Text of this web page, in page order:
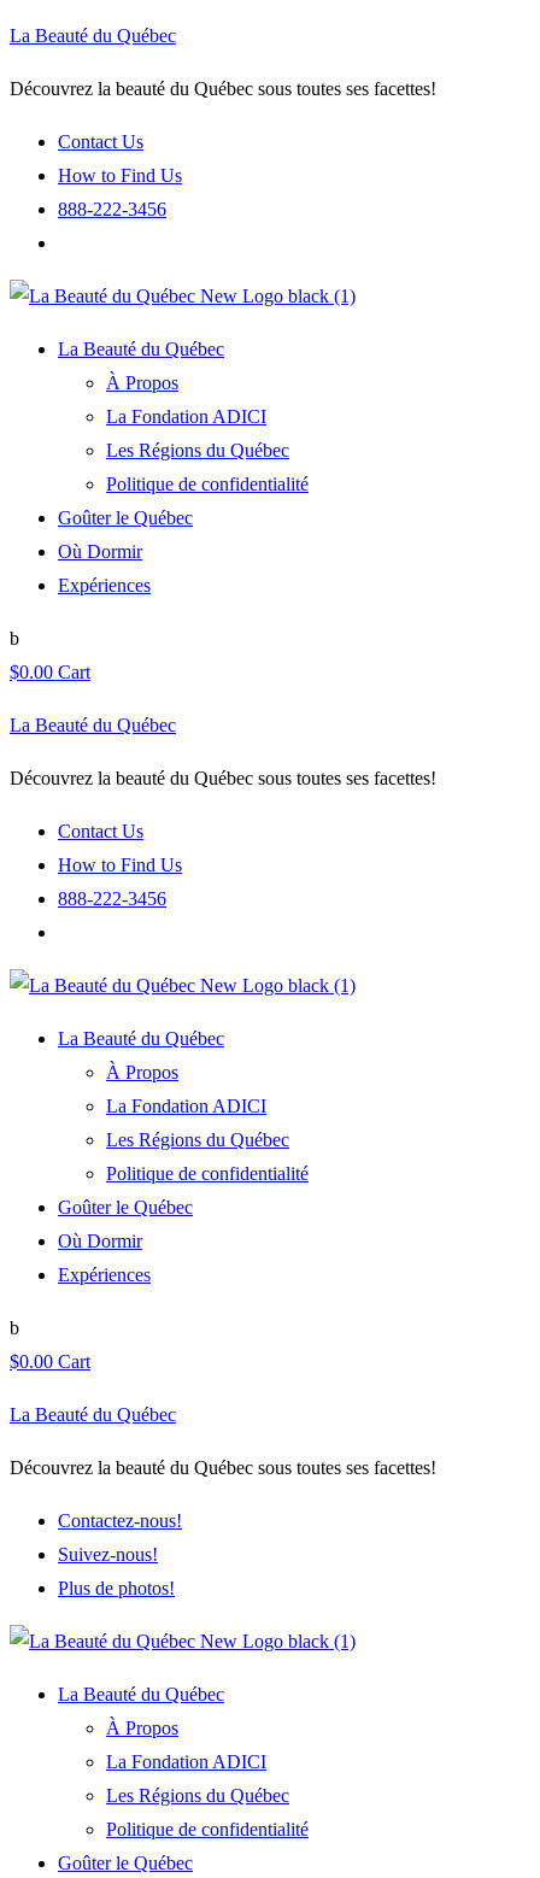
La Beauté du Québec
Découvrez la beauté du Québec sous toutes ses facettes!
Contact Us
How to Find Us
888-222-3456
La Beauté du Québec
À Propos
La Fondation ADICI
Les Régions du Québec
Politique de confidentialité
Goûter le Québec
Où Dormir
Expériences
$0.00 Cart
La Beauté du Québec
Découvrez la beauté du Québec sous toutes ses facettes!
Contact Us
How to Find Us
888-222-3456
La Beauté du Québec
À Propos
La Fondation ADICI
Les Régions du Québec
Politique de confidentialité
Goûter le Québec
Où Dormir
Expériences
$0.00 Cart
La Beauté du Québec
Découvrez la beauté du Québec sous toutes ses facettes!
Contactez-nous!
Suivez-nous!
Plus de photos!
La Beauté du Québec
À Propos
La Fondation ADICI
Les Régions du Québec
Politique de confidentialité
Goûter le Québec